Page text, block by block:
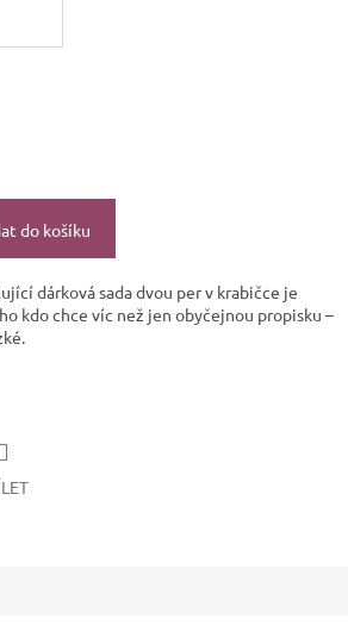
do košíku
dárková sada dvou per v krabičce je
kdo chce víc než jen obyčejnou propisku –